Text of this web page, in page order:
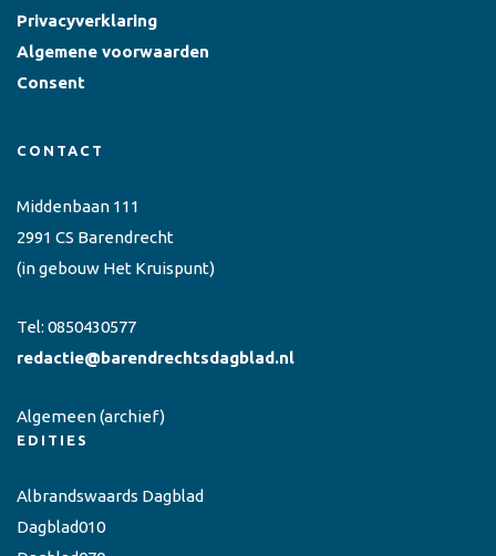
Privacyverklaring
Algemene voorwaarden
Consent
CONTACT
Middenbaan 111
2991 CS Barendrecht
(in gebouw Het Kruispunt)
Tel: 0850430577
redactie@barendrechtsdagblad.nl
Algemeen(archief)
EDITIES
Albrandswaards Dagblad
Dagblad010